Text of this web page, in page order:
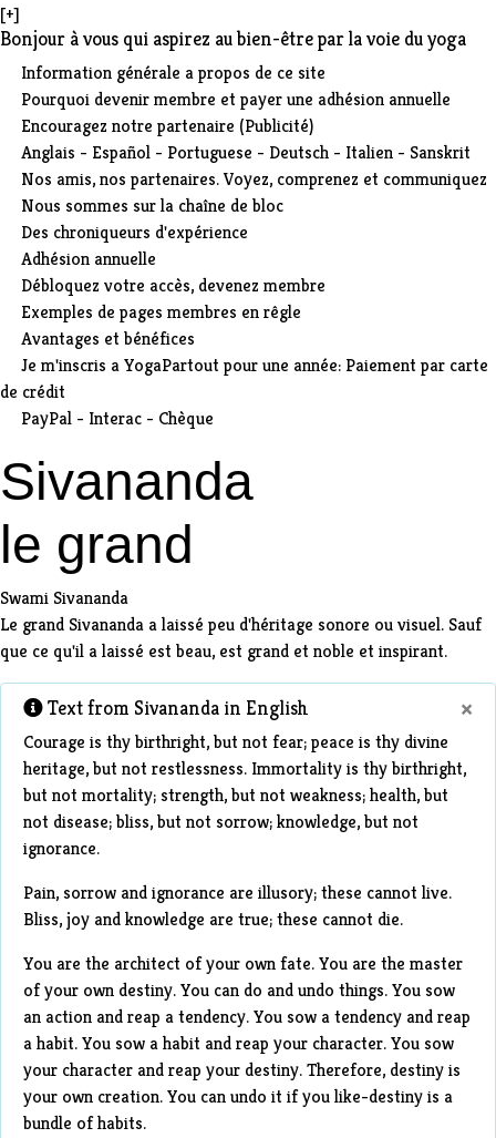
[+]
Bonjour à vous qui aspirez au bien-être par la voie du yoga
Information générale a propos de ce site
Pourquoi devenir membre et payer une adhésion annuelle
Encouragez notre partenaire (Publicité)
Anglais - Español - Portuguese - Deutsch - Italien - Sanskrit
Nos amis, nos partenaires. Voyez, comprenez et communiquez
Nous sommes sur la chaîne de bloc
Des chroniqueurs d'expérience
Adhésion annuelle
Débloquez votre accès, devenez membre
Exemples de pages membres en rêgle
Avantages et bénéfices
Je m'inscris a YogaPartout pour une année: Paiement par carte
de crédit
PayPal - Interac - Chèque
Sivananda
le grand
Swami Sivananda
Le grand Sivananda a laissé peu d'héritage sonore ou visuel. Sauf
que ce qu'il a laissé est beau, est grand et noble et inspirant.
×
Text from Sivananda in English
Courage is thy birthright, but not fear; peace is thy divine
heritage, but not restlessness. Immortality is thy birthright,
but not mortality; strength, but not weakness; health, but
not disease; bliss, but not sorrow; knowledge, but not
ignorance.
Pain, sorrow and ignorance are illusory; these cannot live.
Bliss, joy and knowledge are true; these cannot die.
You are the architect of your own fate. You are the master
of your own destiny. You can do and undo things. You sow
an action and reap a tendency. You sow a tendency and reap
a habit. You sow a habit and reap your character. You sow
your character and reap your destiny. Therefore, destiny is
your own creation. You can undo it if you like-destiny is a
bundle of habits.